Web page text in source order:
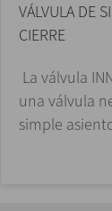
VÁLVULA DE
CIERRE
La válvula
una válvula
simple